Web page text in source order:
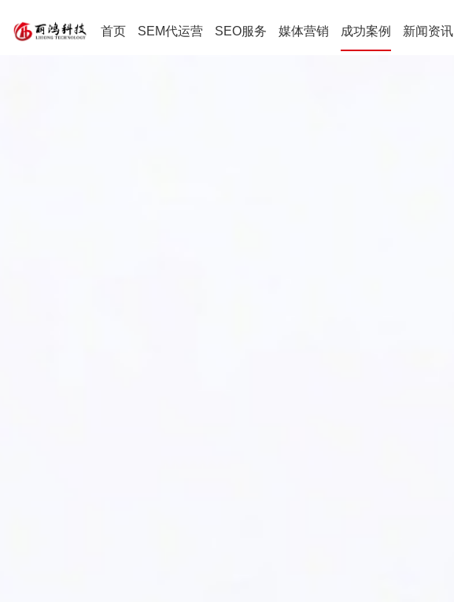
首页 SEM代运营 SEO服务 媒体营销 成功案例 新闻资讯